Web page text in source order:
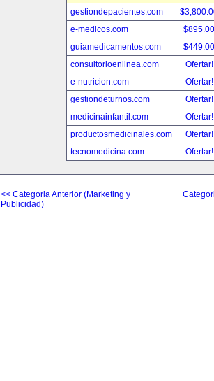
gestiondepacientes.com
e-medicos.com
guiamedicamentos.com
consultorioenlinea.com
e-nutricion.com
gestiondeturnos.com
medicinainfantil.com
productosmedicinales.com
tecnomedicina.com
<< Categoria Anterior (Marketing y
Publicidad)